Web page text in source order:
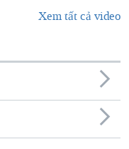
Xem tất cả video